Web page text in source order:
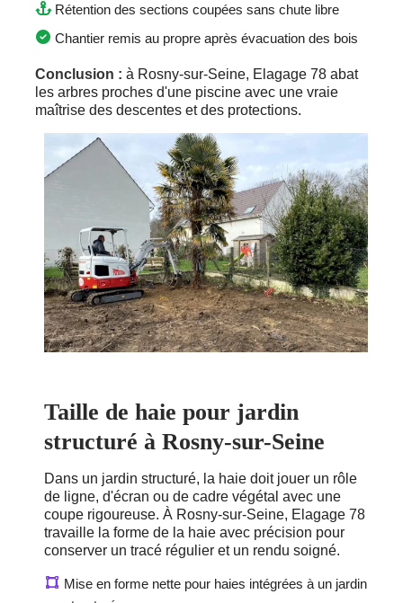
Rétention des sections coupées sans chute libre
Chantier remis au propre après évacuation des bois
Conclusion : à Rosny-sur-Seine, Elagage 78 abat
les arbres proches d'une piscine avec une vraie
maîtrise des descentes et des protections.
Taille de haie pour jardin
structuré à Rosny-sur-Seine
Dans un jardin structuré, la haie doit jouer un rôle
de ligne, d'écran ou de cadre végétal avec une
coupe rigoureuse. À Rosny-sur-Seine, Elagage 78
travaille la forme de la haie avec précision pour
conserver un tracé régulier et un rendu soigné.
Mise en forme nette pour haies intégrées à un jardin